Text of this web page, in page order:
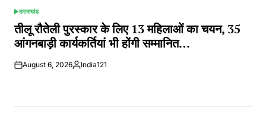
POSTED
IN
उत्तराखंड
तीलू रौतेली पुरस्कार के लिए 13 महिलाओं का चयन, 35
आंगनबाड़ी कार्यकर्तियां भी होंगी सम्मानित…
August 6, 2026Posted
India121